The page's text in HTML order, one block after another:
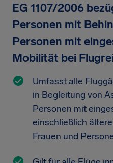
EG 1107/2006
Personen mit
Personen mit
Mobilität bei
Umfasst alle
in Begleitung von
Personen mit
einschließlich
Frauen und